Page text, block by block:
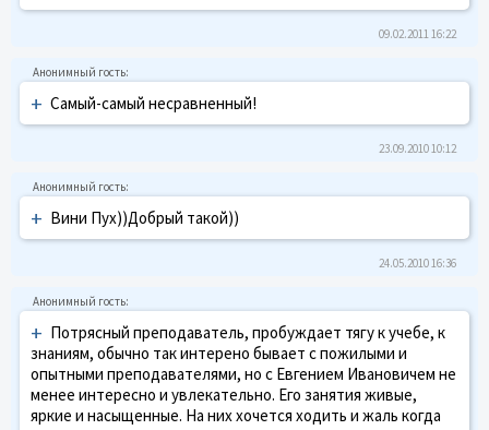
09.02.2011 16:22
+ Самый-самый несравненный!
23.09.2010 10:12
+ Вини Пух))Добрый такой))
24.05.2010 16:36
+ Потрясный преподаватель, пробуждает тягу к учебе, к
знаниям, обычно так интерено бывает с пожилыми и
опытными преподавателями, но с Евгением Ивановичем не
менее интересно и увлекательно. Его занятия живые,
яркие и насыщенные. На них хочется ходить и жаль когда